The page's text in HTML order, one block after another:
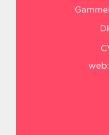
web: